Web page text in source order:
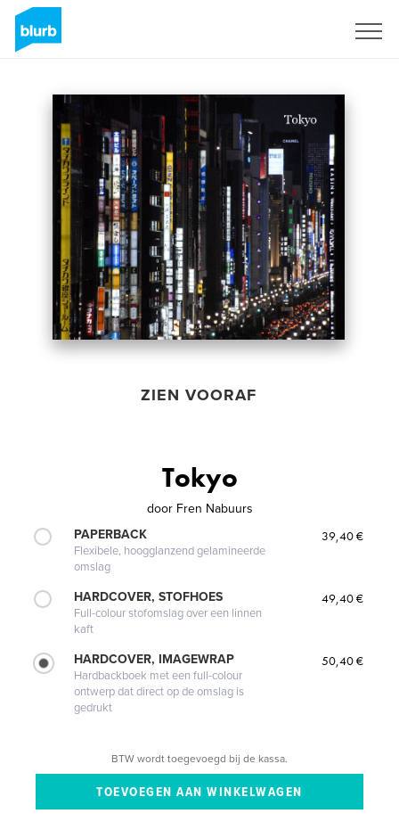
ZIEN VOORAF
Tokyo
door Fren Nabuurs
PAPERBACK
Flexibele, hoogglanzend gelamineerde
omslag
39,40 €
HARDCOVER, STOFHOES
Full-colour stofomslag over een linnen
kaft
49,40 €
HARDCOVER, IMAGEWRAP
Hardbackboek met een full-colour
ontwerp dat direct op de omslag is
gedrukt
50,40 €
BTW wordt toegevoegd bij de kassa.